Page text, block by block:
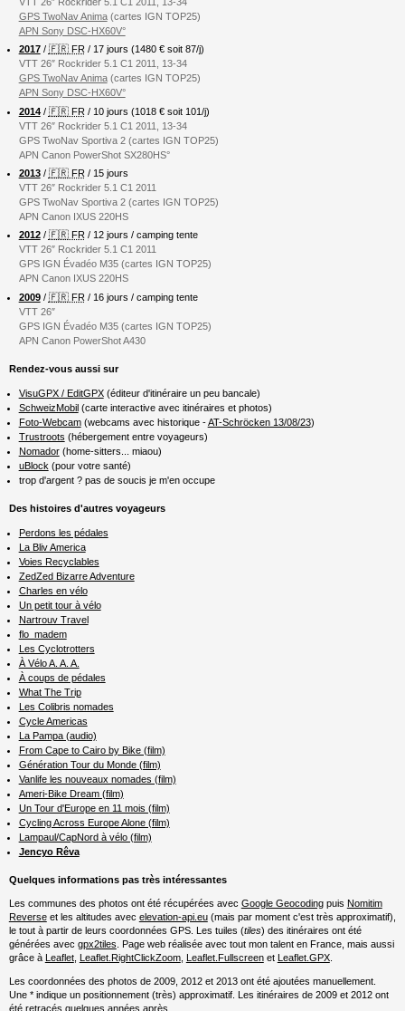
GPS TwoNav Anima(cartes IGN TOP25)
APN Sony DSC-HX60V°
2017/ 🇫🇷 FR / 17 jours (1480 € soit 87/j)
VTT 26″ Rockrider 5.1 C1 2011, 13-34
GPS TwoNav Anima(cartes IGN TOP25)
APN Sony DSC-HX60V°
2014/ 🇫🇷 FR / 10 jours (1018 € soit 101/j)
VTT 26″ Rockrider 5.1 C1 2011, 13-34
GPS TwoNav Sportiva 2 (cartes IGN TOP25)
APN Canon PowerShot SX280HS°
2013/ 🇫🇷 FR / 15 jours
VTT 26″ Rockrider 5.1 C1 2011
GPS TwoNav Sportiva 2 (cartes IGN TOP25)
APN Canon IXUS 220HS
2012/ 🇫🇷 FR / 12 jours / camping tente
VTT 26″ Rockrider 5.1 C1 2011
GPS IGN Évadéo M35 (cartes IGN TOP25)
APN Canon IXUS 220HS
2009/ 🇫🇷 FR / 16 jours / camping tente
VTT 26″
GPS IGN Évadéo M35 (cartes IGN TOP25)
APN Canon PowerShot A430
Rendez-vous aussi sur
VisuGPX / EditGPX(éditeur d'itinéraire un peu bancale)
SchweizMobil(carte interactive avec itinéraires et photos)
Foto-Webcam(webcams avec historique -AT-Schröcken 13/08/23)
Trustroots (hébergement entre voyageurs)
Nomador(home-sitters... miaou)
uBlock (pour votre santé)
trop d'argent ? pas de soucis je m'en occupe
Des histoires d'autres voyageurs
Perdons les pédales
La Bliv America
Voies Recyclables
ZedZed Bizarre Adventure
Charles en vélo
Un petit tour à vélo
Nartrouv Travel
flo_madem
Les Cyclotrotters
À Vélo A. A. A.
À coups de pédales
What The Trip
Les Colibris nomades
Cycle Americas
La Pampa (audio)
From Cape to Cairo by Bike (film)
Génération Tour du Monde (film)
Vanlife les nouveaux nomades (film)
Ameri-Bike Dream (film)
Un Tour d'Europe en 11 mois (film)
Cycling Across Europe Alone (film)
Lampaul/CapNord à vélo (film)
Jencyo Rêva
Quelques informations pas très intéressantes
Les communes des photos ont été récupérées avec Google Geocodingpuis Nomitim
Reverseet les altitudes avec elevation-api.eu(mais par moment c'est très approximatif),
le tout à partir de leurs coordonnées GPS. Les tuiles (tiles) des itinéraires ont été
générées avec gpx2tiles . Page web réalisée avec tout mon talent en France, mais aussi
grâce à Leaflet, Leaflet.RightClickZoom, Leaflet.Fullscreenet Leaflet.GPX.
Les coordonnées des photos de 2009, 2012 et 2013 ont été ajoutées manuellement.
Une * indique un positionnement (très) approximatif. Les itinéraires de 2009 et 2012 ont
été retracés quelques années après.